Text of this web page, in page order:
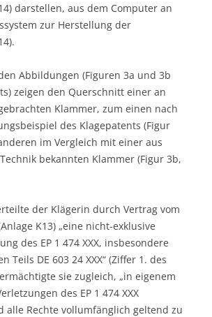
darstellen, aus dem Computer an
zur Herstellung der
Abbildungen (Figuren 3a und 3b
zeigen den Querschnitt einer an
Klammer, zum einen nach
des Klagepatents (Figur
im Vergleich mit einer aus
bekannten Klammer (Figur 3b,
der Klägerin durch Vertrag vom
K13) „eine nicht-exklusive
des EP 1 474 XXX, insbesondere
Teils DE 603 24 XXX“ (Ziffer 1. des
sie zugleich, „in eigenem
des EP 1 474 XXX
alle Rechte vollumfänglich geltend zu